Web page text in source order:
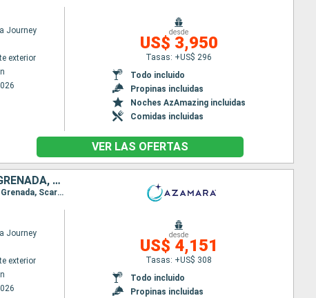
Journey
exterior
desde
US$ 3,950
Tasas: +US$ 296
Todo incluido
Propinas incluidas
Noches AzAmazing incluidas
Comidas incluidas
VER LAS OFERTAS
PUERTO RICO, ANTIGUA Y BARBUDA, SAN VINCENT Y LAS GRANADINAS, GRENADA, TRINIDAD Y TOBAGO, BARBADOS, SANTA LUCIA, DOMINICA, SAN MARTÍN, FRANCIA
Itinerario : San Juan, Virgin Gorda, Antigua, Saint-Pierre (Martinique), Port Elisabeth st vincent, Grenada, Scarborough, Bridgetown, Castries, Roseau, Basseterre (St Kitts), Charlestown, Philipsburg, Gustavia, San Juan
Journey
exterior
desde
US$ 4,151
Tasas: +US$ 308
Todo incluido
Propinas incluidas